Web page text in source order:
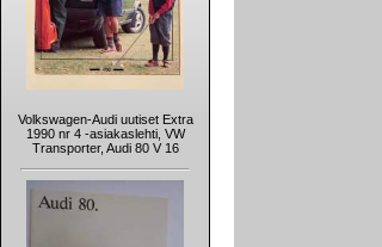
Volkswagen-Audi uutiset Extra
1990 nr 4 -asiakaslehti, VW
Transporter, Audi 80 V 16